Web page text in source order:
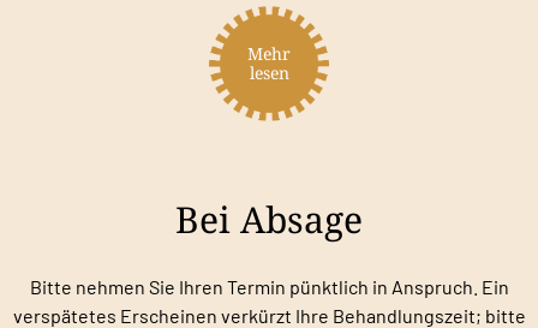
Mehr
lesen
Bei Absage
Bitte nehmen Sie Ihren Termin pünktlich in ­Anspruch. Ein
verspätetes Erscheinen verkürzt Ihre Behandlungszeit; bitte